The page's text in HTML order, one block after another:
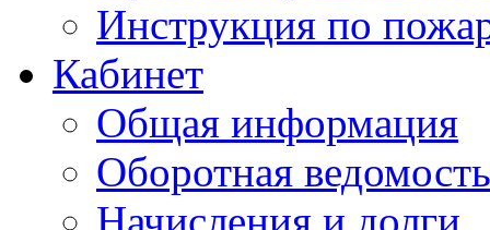
Инструкция по
Кабинет
Общая информация
Оборотная ведомость